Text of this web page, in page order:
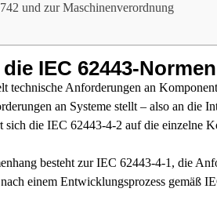
und zur Maschinenverordnung
IEC 62443-
technische Anforderungen an
an Systeme stellt – also an die
sich die IEC 62443-4-2 auf die einzelne
besteht zur IEC 62443-4-1, die
einem Entwicklungsprozess gemäß